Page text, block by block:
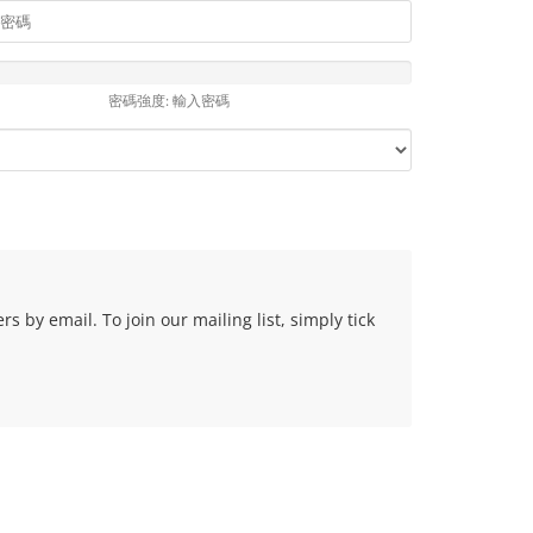
密碼強度: 輸入密碼
by email. To join our mailing list, simply tick